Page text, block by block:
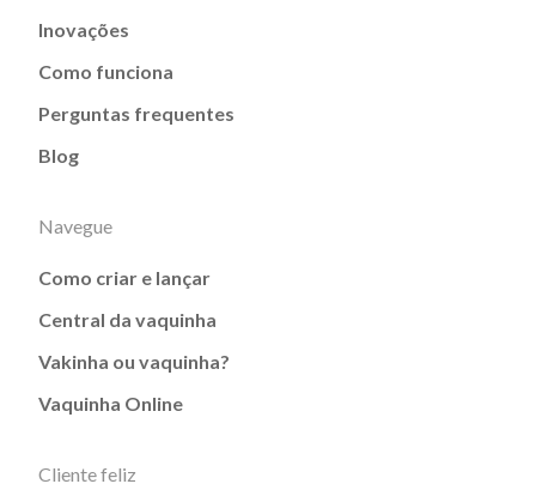
Inovações
Como funciona
Perguntas frequentes
Blog
Navegue
Como criar e lançar
Central da vaquinha
Vakinha ou vaquinha?
Vaquinha Online
Cliente feliz